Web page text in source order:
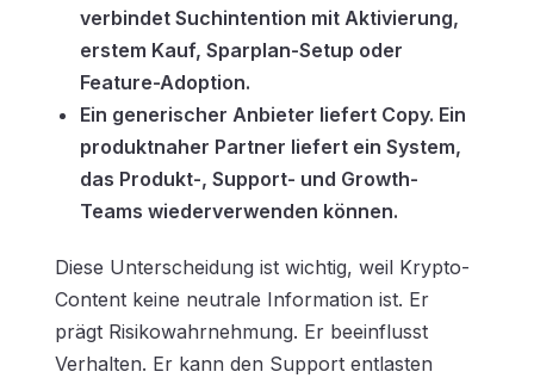
verbindet Suchintention mit Aktivierung,
erstem Kauf, Sparplan-Setup oder
Feature-Adoption.
Ein generischer Anbieter liefert Copy. Ein
produktnaher Partner liefert ein System,
das Produkt-, Support- und Growth-
Teams wiederverwenden können.
Diese Unterscheidung ist wichtig, weil Krypto-
Content keine neutrale Information ist. Er
prägt Risikowahrnehmung. Er beeinflusst
Verhalten. Er kann den Support entlasten